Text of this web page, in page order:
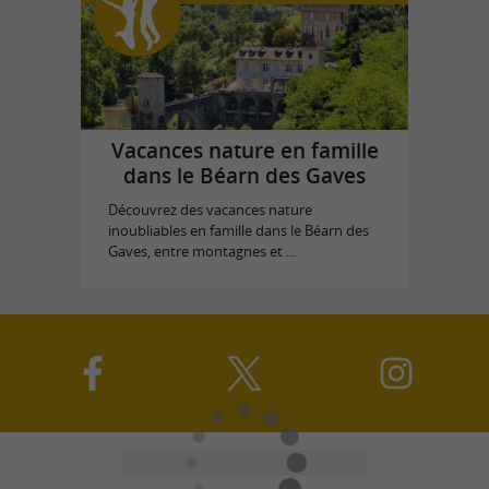
Vacances nature en famille
dans le Béarn des Gaves
Découvrez des vacances nature
inoubliables en famille dans le Béarn des
Gaves, entre montagnes et ...